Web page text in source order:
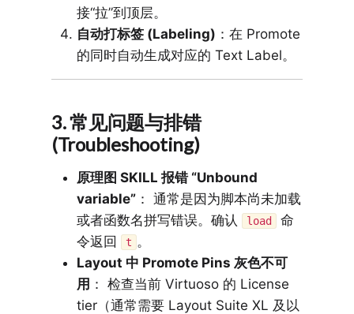
接“拉”到顶层。
自动打标签 (Labeling) ：在 Promote
的同时自动生成对应的 Text Label。
3. 常见问题与排错
(Troubleshooting)
原理图 SKILL 报错 “Unbound
variable”： 通常是因为脚本尚未加载
或者函数名拼写错误。确认
load
命
令返回
t 。
Layout 中 Promote Pins 灰色不可
用 ： 检查当前 Virtuoso 的 License
tier（通常需要 Layout Suite XL 及以